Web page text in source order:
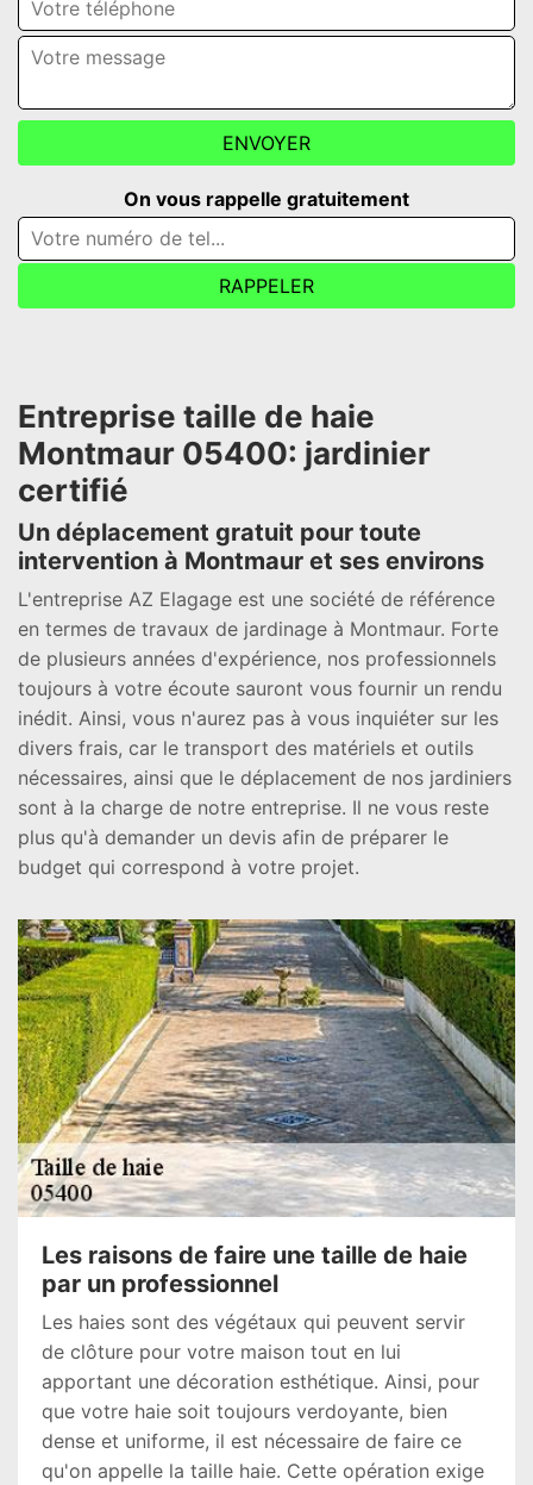
On vous rappelle gratuitement
Entreprise taille de haie
Montmaur 05400: jardinier
certifié
Un déplacement gratuit pour toute
intervention à Montmaur et ses environs
L'entreprise AZ Elagage est une société de référence
en termes de travaux de jardinage à Montmaur. Forte
de plusieurs années d'expérience, nos professionnels
toujours à votre écoute sauront vous fournir un rendu
inédit. Ainsi, vous n'aurez pas à vous inquiéter sur les
divers frais, car le transport des matériels et outils
nécessaires, ainsi que le déplacement de nos jardiniers
sont à la charge de notre entreprise. Il ne vous reste
plus qu'à demander un devis afin de préparer le
budget qui correspond à votre projet.
Les raisons de faire une taille de haie
par un professionnel
Les haies sont des végétaux qui peuvent servir
de clôture pour votre maison tout en lui
apportant une décoration esthétique. Ainsi, pour
que votre haie soit toujours verdoyante, bien
dense et uniforme, il est nécessaire de faire ce
qu'on appelle la taille haie. Cette opération exige